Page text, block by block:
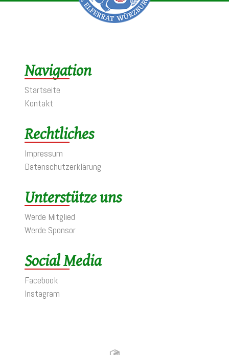
Navigation
Startseite
Kontakt
Rechtliches
Impressum
Datenschutzerklärung
Unterstütze uns
Werde Mitglied
Werde Sponsor
Social Media
Facebook
Instagram